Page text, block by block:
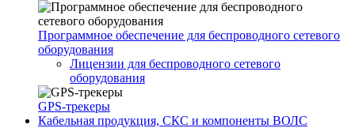
Программное обеспечение для беспроводного сетевого
оборудования
Лицензии для беспроводного сетевого
оборудования
GPS-трекеры
Кабельная продукция, СКС и компоненты ВОЛС